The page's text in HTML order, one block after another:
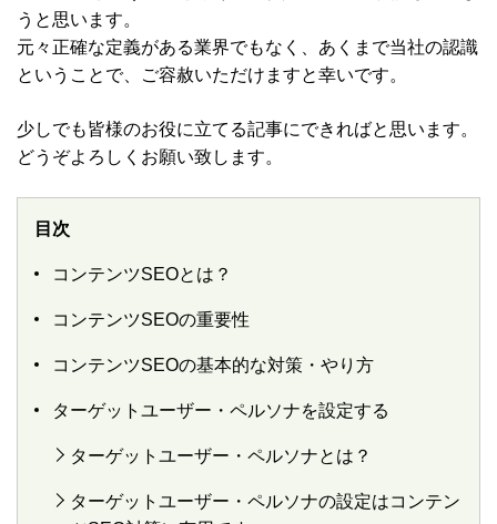
うと思います。
元々正確な定義がある業界でもなく、あくまで当社の認識
ということで、ご容赦いただけますと幸いです。
少しでも皆様のお役に立てる記事にできればと思います。
どうぞよろしくお願い致します。
目次
コンテンツSEOとは？
コンテンツSEOの重要性
コンテンツSEOの基本的な対策・やり方
ターゲットユーザー・ペルソナを設定する
ターゲットユーザー・ペルソナとは？
ターゲットユーザー・ペルソナの設定はコンテン